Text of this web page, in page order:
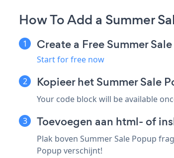
How To Add a Summer
Create a Free Summer
Start for free now
Kopieer het Summer Sale
Your code block will be available
Toevoegen aan html- of
Plak boven Summer Sale Popup
Popup verschijnt!